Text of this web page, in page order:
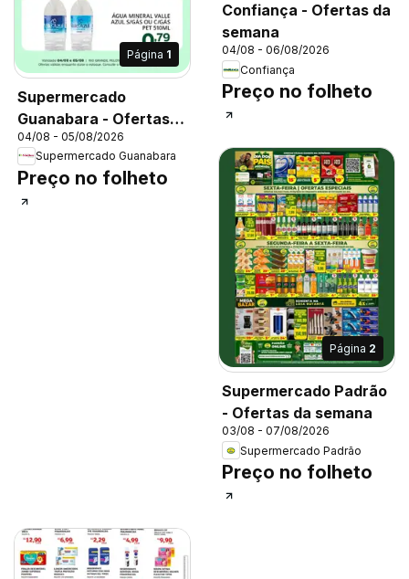
Página 1
Supermercado
Guanabara - Ofertas
da semana
04/08 - 05/08/2026
Supermercado Guanabara
Preço no folheto
Confiança - Ofertas da
semana
04/08 - 06/08/2026
Confiança
Preço no folheto
Página 2
Supermercado Padrão
- Ofertas da semana
03/08 - 07/08/2026
Supermercado Padrão
Preço no folheto